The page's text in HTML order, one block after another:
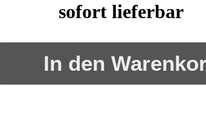
sofort lieferbar
In den